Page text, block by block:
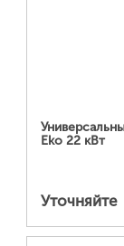
Eko 22 кВт
Уточняйте